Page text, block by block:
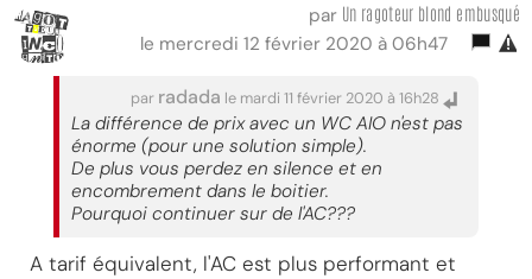
par Un ragoteur blond embusqué
le mercredi 12 février 2020 à 06h47
par radada le mardi 11 février 2020 à 16h28
La différence de prix avec un WC AIO n'est pas
énorme (pour une solution simple).
De plus vous perdez en silence et en
encombrement dans le boitier.
Pourquoi continuer sur de l'AC???
A tarif équivalent, l'AC est plus performant et